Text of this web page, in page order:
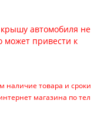
автомобиля не
может привести к
наличие товара и сроки
магазина по тел